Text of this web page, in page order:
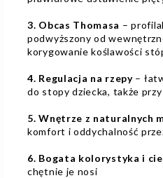
3. Obcas Thomasa –
podwyższony od
korygowanie koślawości
4. Regulacja na rzepy–
do stopy dziecka, także
5. Wnętrze z naturalnych
komfort i oddychalność
6. Bogata kolorystyka i
chętnie je nosi